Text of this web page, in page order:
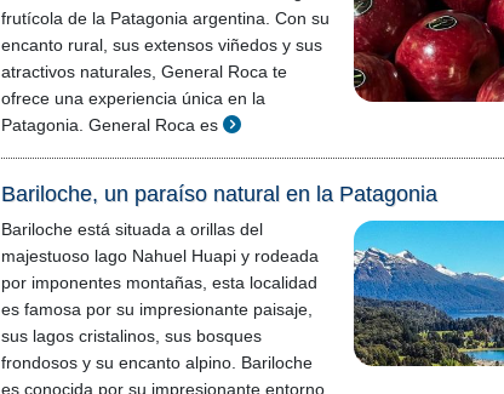
frutícola de la Patagonia argentina. Con su
encanto rural, sus extensos viñedos y sus
atractivos naturales, General Roca te
ofrece una experiencia única en la
Patagonia. General Roca es
Bariloche, un paraíso natural en la Patagonia
Bariloche está situada a orillas del
majestuoso lago Nahuel Huapi y rodeada
por imponentes montañas, esta localidad
es famosa por su impresionante paisaje,
sus lagos cristalinos, sus bosques
frondosos y su encanto alpino. Bariloche
es conocida por su impresionante entorno